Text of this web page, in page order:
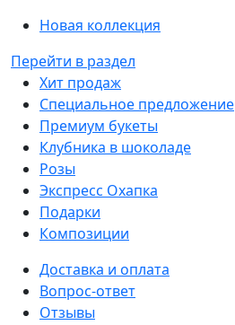
Новая коллекция
Перейти в раздел
Хит продаж
Специальное предложение
Премиум букеты
Клубника в шоколаде
Розы
Экспресс Охапка
Подарки
Композиции
Доставка и оплата
Вопрос-ответ
Отзывы